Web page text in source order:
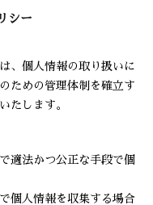
シー
、個人情報の取り扱いに
ための管理体制を確立す
たします。
適法かつ公正な手段で個
個人情報を収集する場合